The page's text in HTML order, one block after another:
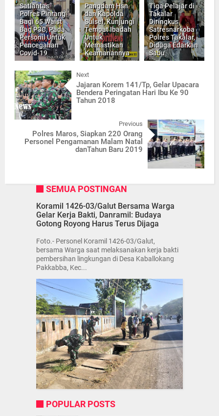
Satlantas
Polres Pinrang
Bagi 65 Waist
Bag P3C, Pada
Personil Untuk
Pencegahan
Covid-19
Pangdam Hsn
dan Kapolda
Sulsel, Kunjungi
Tempat Ibadah
Untuk
Memastikan
Keamanannya
Tiga Pelajar di
Takalar
Diringkus
Satresnarkoba
Polres Takalar,
Diduga Edarkan
Sabu
Next
Jajaran Korem 141/Tp, Gelar Upacara
Bendera Peringatan Hari Ibu Ke 90
Tahun 2018
Previous
Polres Maros, Siapkan 220 Orang
Personel Pengamanan Malam Natal
danTahun Baru 2019
SEMUA POSTINGAN
Koramil 1426-03/Galut Bersama Warga
Gelar Kerja Bakti, Danramil: Budaya
Gotong Royong Harus Terus Dijaga
Foto.- Personel Koramil 1426-03/Galut,
bersama Warga saat melaksanakan kerja bakti
pembersihan lingkungan di Desa Kaballokang
Pakkabba, Kec...
POPULAR POSTS